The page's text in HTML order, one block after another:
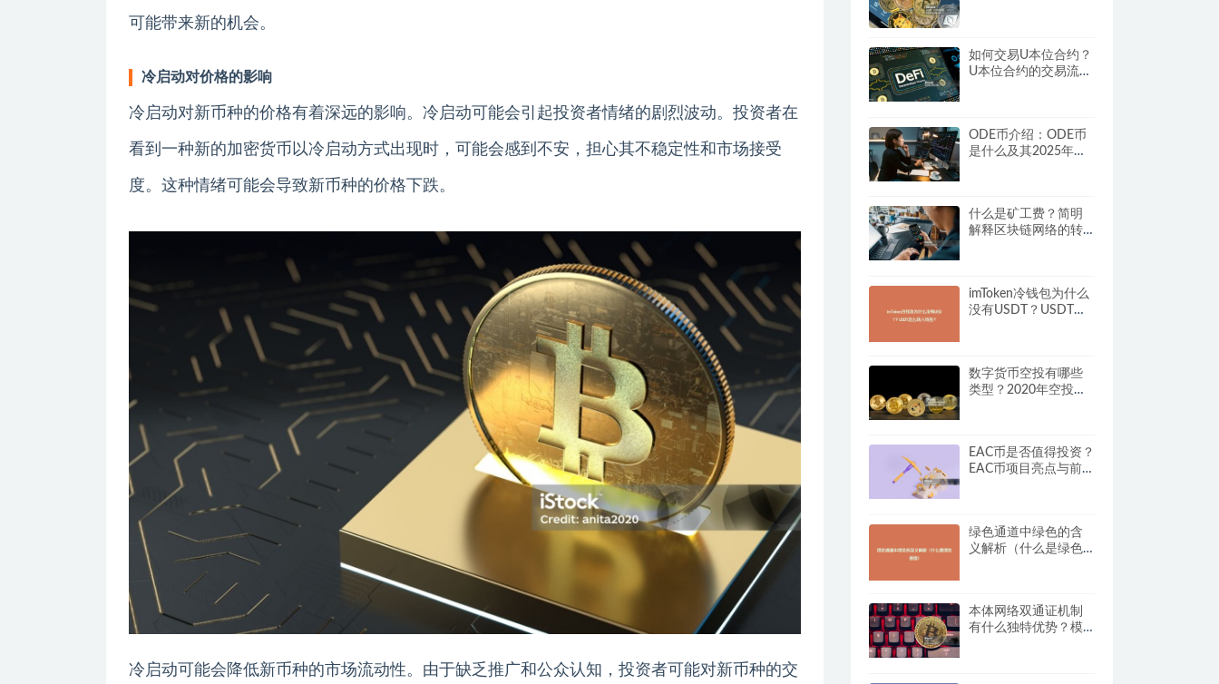
可能带来新的机会。
冷启动对价格的影响
冷启动对新币种的价格有着深远的影响。冷启动可能会引起投资者情绪的剧烈波动。投资者在
看到一种新的加密货币以冷启动方式出现时，可能会感到不安，担心其不稳定性和市场接受
度。这种情绪可能会导致新币种的价格下跌。
冷启动可能会降低新币种的市场流动性。由于缺乏推广和公众认知，投资者可能对新币种的交
如何交易U本位合约？
U本位合约的交易流程
ODE币介绍：ODE币
是什么及其2025年投
什么是矿工费？简明
解释区块链网络的转
imToken冷钱包为什么
没有USDT？USDT怎
数字货币空投有哪些
类型？2020年空投模
EAC币是否值得投资？
EAC币项目亮点与前景
绿色通道中绿色的含
义解析（什么是绿色
本体网络双通证机制
有什么独特优势？模